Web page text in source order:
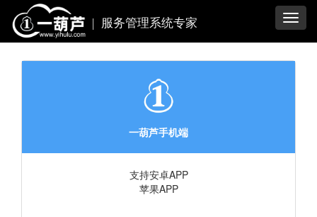
| 服务管理系统专家
一葫芦手机端
支持安卓APP
苹果APP